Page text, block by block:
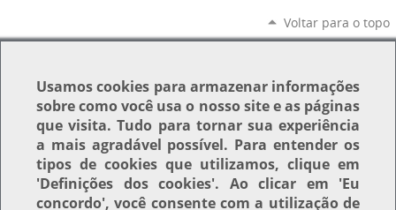
Voltar para o topo
Usamoscookies para armazenar informações
sobre como você usa o nosso site e as páginas
que visita. Tudo para tornar sua experiência
a mais agradável possível. Para entender os
tipos de cookies que utilizamos, clique em
'Definições dos cookies'. Ao clicar em 'Eu
concordo', você consente com a utilização de